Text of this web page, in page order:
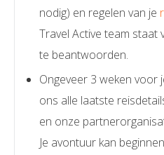
nodig) en regelen van je
Travel Active team staat
te beantwoorden.
Ongeveer 3 weken voor
ons alle laatste
en onze
Je avontuur kan